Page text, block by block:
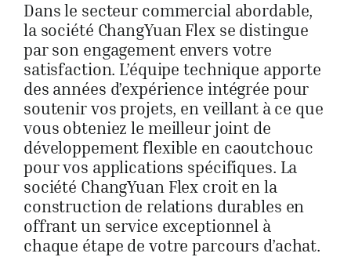
Dans le secteur commercial abordable,
la société ChangYuan Flex se distingue
par son engagement envers votre
satisfaction. L’équipe technique apporte
des années d’expérience intégrée pour
soutenir vos projets, en veillant à ce que
vous obteniez le meilleur joint de
développement flexible en caoutchouc
pour vos applications spécifiques. La
société ChangYuan Flex croit en la
construction de relations durables en
offrant un service exceptionnel à
chaque étape de votre parcours d’achat.